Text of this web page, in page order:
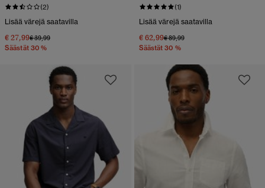
(2)
Lisää värejä saatavilla
€ 27,99Hinta alennettu hinnasta
€ 39,99hintaan
Säästät 30 %
(1)
Lisää värejä saatavilla
€ 62,99Hinta alennettu hinnasta
€ 89,99hintaan
Säästät 30 %